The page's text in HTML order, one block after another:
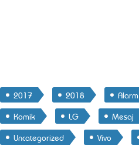
2017 2018 Alarm
Komik
LG Mesaj
Uncategorized
Vivo